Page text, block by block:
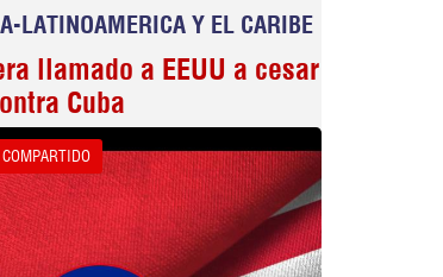
LATINOAMERICA Y EL CARIBE
llamado a EEUU a cesar
Cuba